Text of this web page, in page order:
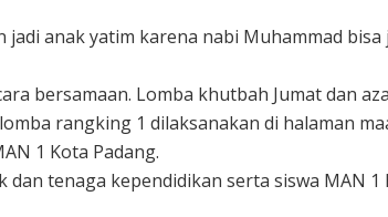
jadi anak yatim karena nabi Muhammad
bersamaan. Lomba khutbah Jumat dan
rangking 1 dilaksanakan di halaman
1 Kota Padang.
tenaga kependidikan serta siswa MAN 1